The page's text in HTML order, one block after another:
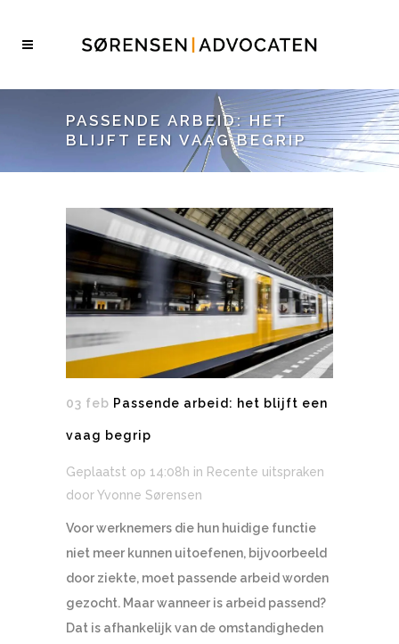
PASSENDE ARBEID: HET
BLIJFT EEN VAAG BEGRIP
03 feb Passende arbeid: het blijft een
vaag begrip
Geplaatst op 14:08h in Recente uitspraken
doorYvonne Sørensen
Voor werknemers die hun huidige functie
niet meer kunnen uitoefenen, bijvoorbeeld
door ziekte, moet passende arbeid worden
gezocht. Maar wanneer is arbeid passend?
Dat is afhankelijk van de omstandigheden